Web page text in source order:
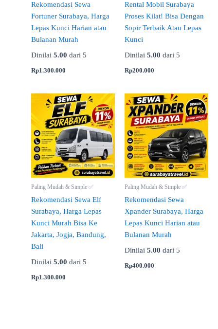
Rekomendasi Sewa
Fortuner Surabaya, Harga
Lepas Kunci Harian atau
Bulanan Murah
Dinilai 5.00 dari 5
Rp1.300.000
Rental Mobil Surabaya
Proses Kilat! Bisa Dengan
Sopir Terbaik Atau Lepas
Kunci
Dinilai 5.00 dari 5
Rp200.000
Paling Mudah & Simple ✅
Rekomendasi Sewa Elf
Surabaya, Harga Lepas
Kunci Murah Bisa Ke
Jakarta, Jogja, Bandung,
Bali
Dinilai 5.00 dari 5
Rp1.300.000
Paling Mudah & Simple ✅
Rekomendasi Sewa
Xpander Surabaya, Harga
Lepas Kunci Harian atau
Bulanan Murah
Dinilai 5.00 dari 5
Rp400.000